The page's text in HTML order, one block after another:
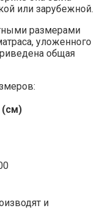
или зарубежной.
размерами
уложенного
общая
(см)
и